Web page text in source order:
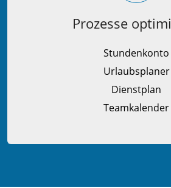
Prozesse
Stundenkonto
Urlaubsplaner
Dienstplan
Teamkalender